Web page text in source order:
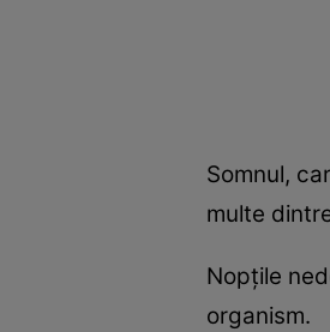
Somnul,
multe
Nopţile
organism.